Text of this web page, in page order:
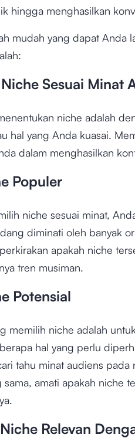
hingga menghasilkan
mudah yang dapat Anda
Sesuai Minat
niche adalah
hal yang Anda kuasai.
dalam menghasilkan
Populer
niche sesuai minat,
diminati oleh banyak
apakah niche
tren musiman.
Potensial
memilih niche adalah
hal yang perlu
tahu minat audiens
sama, amati apakah niche
Relevan